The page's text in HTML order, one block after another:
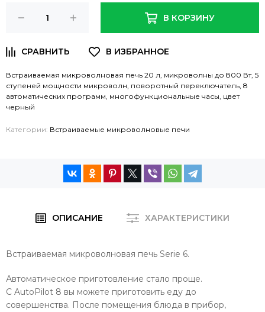
В КОРЗИНУ
Встраиваемая микроволновая печь 20 л, микроволны до 800 Вт, 5
ступеней мощности микроволн, поворотный переключатель, 8
автоматических программ, многофункциональные часы, цвет
черный
Категории: Встраиваемые микроволновые печи
ОПИСАНИЕ ХАРАКТЕРИСТИКИ
Встраиваемая микроволновая печь Serie 6.
Автоматическое приготовление стало проще.
С AutoPilot 8 вы можете приготовить еду до
совершенства. После помещения блюда в прибор,